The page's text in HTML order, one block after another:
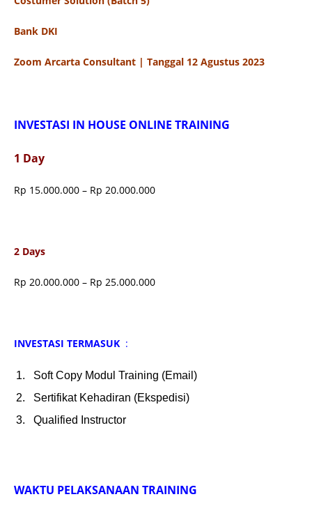
Bank DKI
Zoom Arcarta Consultant | Tanggal 12 Agustus 2023
INVESTASI IN HOUSE ONLINE TRAINING
1 Day
Rp 15.000.000 – Rp 20.000.000
2 Days
Rp 20.000.000 – Rp 25.000.000
INVESTASI TERMASUK :
Soft Copy Modul Training (Email)
Sertifikat Kehadiran (Ekspedisi)
Qualified Instructor
WAKTU PELAKSANAAN TRAINING